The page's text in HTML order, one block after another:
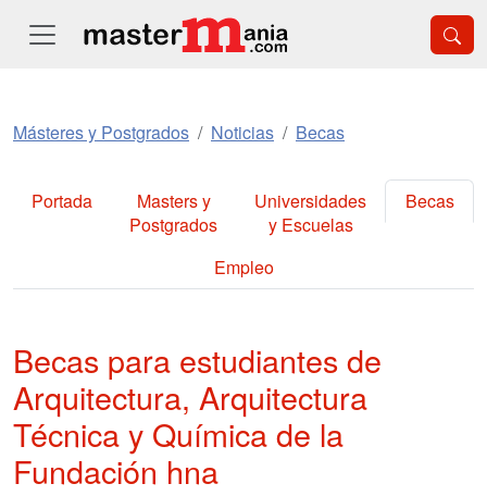
Másteres y Postgrados Noticias Becas
Portada
Masters y
Postgrados
Universidades
y Escuelas
Becas
Empleo
Becas para estudiantes de
Arquitectura, Arquitectura
Técnica y Química de la
Fundación hna